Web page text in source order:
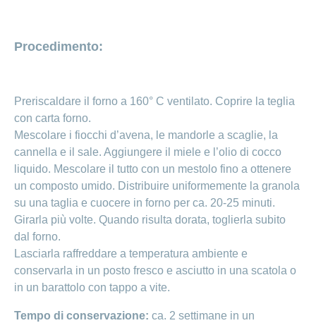
Procedimento:
Preriscaldare il forno a 160° C ventilato. Coprire la teglia
con carta forno.
Mescolare i fiocchi d’avena, le mandorle a scaglie, la
cannella e il sale. Aggiungere il miele e l’olio di cocco
liquido. Mescolare il tutto con un mestolo fino a ottenere
un composto umido. Distribuire uniformemente la granola
su una taglia e cuocere in forno per ca. 20-25 minuti.
Girarla più volte. Quando risulta dorata, toglierla subito
dal forno.
Lasciarla raffreddare a temperatura ambiente e
conservarla in un posto fresco e asciutto in una scatola o
in un barattolo con tappo a vite.
Tempo di conservazione: ca. 2 settimane in un